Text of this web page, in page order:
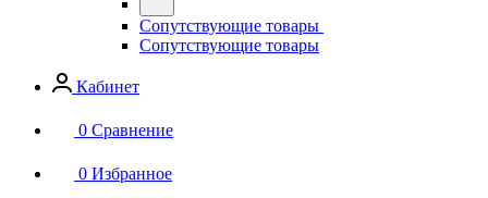
Сопутствующие товары
Сопутствующие товары
Кабинет
0 Сравнение
0 Избранное